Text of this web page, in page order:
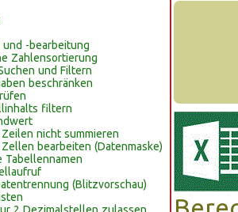
-bearbeitung
Zahlensortierung
und Filtern
beschränken
filtern
nicht summieren
bearbeiten (Datenmaske)
Tabellennamen
(Blitzvorschau)